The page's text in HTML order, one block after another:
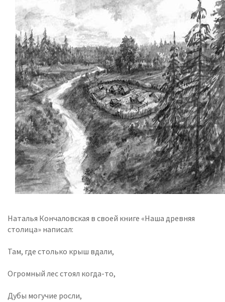
Наталья Кончаловская в своей книге «Наша древняя
столица» написал:
Там, где столько крыш вдали,
Огромный лес стоял когда-то,
Дубы могучие росли,